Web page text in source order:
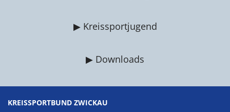
▶ Kreissportjugend
▶ Downloads
KREISSPORTBUND ZWICKAU